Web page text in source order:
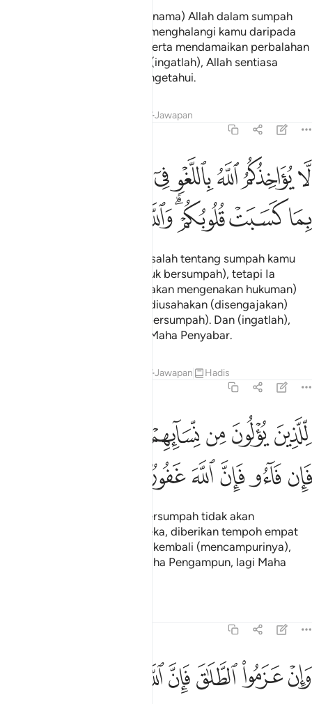
(Dan janganlah kamu jadikan nama) Allah dalam sumpah
kamu sebagai benteng yang menghalangi kamu daripada
berbuat baik dan bertaqwa, serta mendamaikan perbalahan
antara sesama manusia. Dan (ingatlah), Allah sentiasa
mendengar, lagi sentiasa mengetahui.
Jawapan
لا يواخذكم الله باللغو في ايمانكم ولاكن يواخذكم بما كسبت قلوبكم
لَّا يُؤَاخِذُكُمُ ٱللَّهُ بِٱللَّغْوِ فِىٓ أَيْمَـٰنِكُمْ وَلَـٰكِن يُؤَاخِذُكُم بِمَا كَسَبَتْ
ﱁﱂﱃﱄﱅ
ﱉ ﱊﱋﱌﱍ
Allah tidak mengira kamu bersalah tentang sumpah kamu
yang tidak dimaksudkan (untuk bersumpah), tetapi Ia
mengira kamu bersalah (dan akan mengenakan hukuman)
dengan sebab sumpah yang diusahakan (disengajakan)
oleh hati kamu (dengan niat bersumpah). Dan (ingatlah),
Allah Maha Pengampun, lagi Maha Penyabar.
Jawapan Hadis
للذين يولون من نسايهم تربص اربعة اشهر فان فاءوا فان الله غفور رحيم
لِّلَّذِينَ يُؤْلُونَ مِن نِّسَآئِهِمْ تَرَبُّصُ أَرْبَعَةِ أَشْهُرٍۢ ۖ فَإِن فَآءُو فَإِنَّ ٱللَّهَ
ﱑﱒﱓﱔ
ﱙﱚﱛﱜﱝ
Kepada orang-orang yang bersumpah tidak akan
mencampuri isteri-isteri mereka, diberikan tempoh empat
bulan. Setelah itu jika mereka kembali (mencampurinya),
maka sesungguhnya Allah Maha Pengampun, lagi Maha
وان عزموا الطلاق فان الله سميع عليم ٢٢٧
وَإِنْ عَزَمُوا۟ ٱلطَّلَـٰقَ فَإِنَّ ٱللَّهَ سَمِيعٌ عَلِيمٌۭ ٢٢٧
ﱠﱡﱢﱣﱤ